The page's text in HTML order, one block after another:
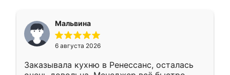
Мальвина
6 августа 2026
Заказывала кухню в Ренессанс, осталась